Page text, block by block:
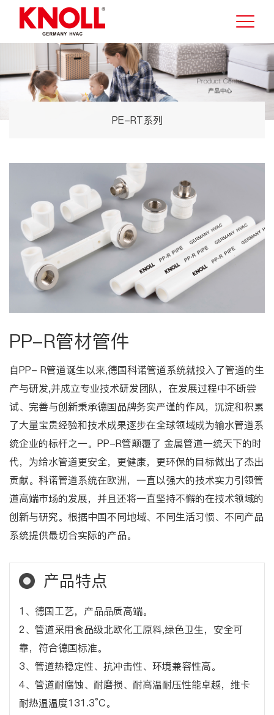
PE-RT系列
PP-R管材管件
自PP- R管道诞生以来,德国科诺管道系统就投入了管道的生
产与研发,并成立专业技术研发团队，在发展过程中不断尝
试、完善与创新秉承德国品牌务实严谨的作风，沉淀和积累
了大量宝贵经验和技术成果逐步在全球领域成为输水管道系
统企业的标杆之一。PP-R管颠覆了 金属管道一统天下的时
代，为给水管道更安全，更健康，更环保的目标做出了杰出
贡献。科诺管道系统在欧洲，一直以强大的技术实力引领管
道高端市场的发展，并且还将一直坚持不懈的在技术领域的
创新与研究。根据中国不同地域、不同生活习惯、不同产品
系统提供最切合实际的产品。
产品特点
1、德国工艺，产品品质高端。
2、管道采用食品级北欧化工原料,绿色卫生，安全可
靠，符合德国标准。
3、管道热稳定性、抗冲击性、环境兼容性高。
4、管道耐腐蚀、耐磨损、耐高温耐压性能卓越，维卡
耐热温温度131.3°C。